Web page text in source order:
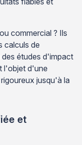
commercial ? Ils
calculs de
études d'impact
l'objet d'une
jusqu'à la
et